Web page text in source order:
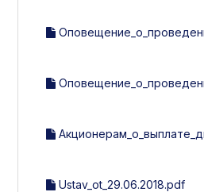
Ustav_ot_29.06.2018.pdf